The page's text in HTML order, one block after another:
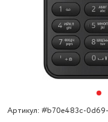
Артикул: #b70e483c-